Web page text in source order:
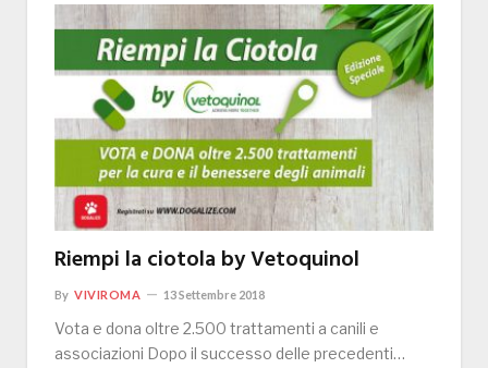
Riempi la ciotola by Vetoquinol
By VIVIROMA 13 Settembre 2018
Vota e dona oltre 2.500 trattamenti a canili e
associazioni Dopo il successo delle precedenti…